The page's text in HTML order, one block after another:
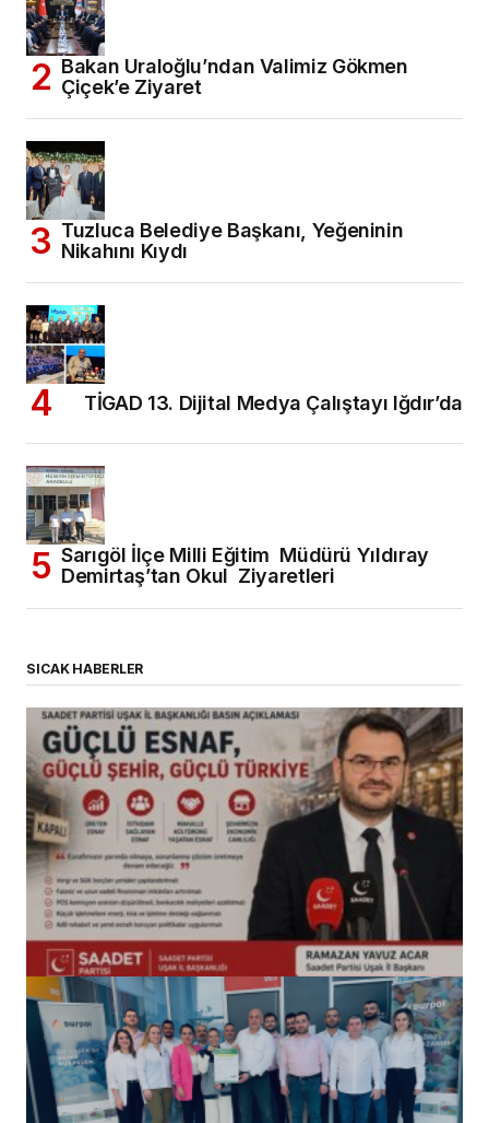
Bakan Uraloğlu’ndan Valimiz Gökmen
Çiçek’e Ziyaret
Tuzluca Belediye Başkanı, Yeğeninin
Nikahını Kıydı
TİGAD 13. Dijital Medya Çalıştayı Iğdır’da
Sarıgöl İlçe Milli Eğitim Müdürü Yıldıray
Demirtaş’tan Okul Ziyaretleri
SICAK HABERLER
(başlıksız)
Alaattin Karahan tarafından 14/07/2026